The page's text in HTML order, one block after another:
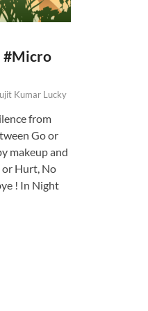
#Micro
Kumar Lucky
from
Go or
makeup and
or Hurt, No
! In Night